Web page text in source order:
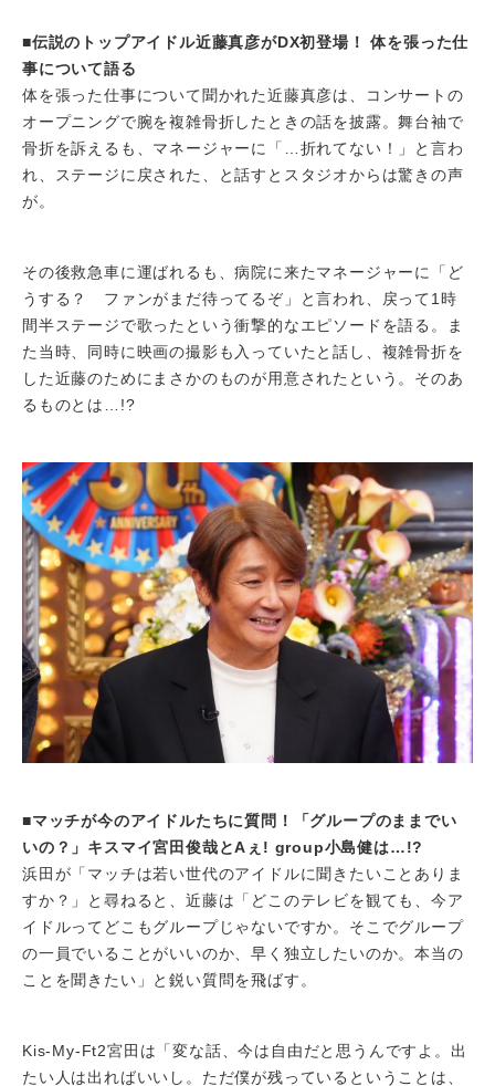
■伝説のトップアイドル近藤真彦がDX初登場！ 体を張った仕
事について語る
体を張った仕事について聞かれた近藤真彦は、コンサートの
オープニングで腕を複雑骨折したときの話を披露。舞台袖で
骨折を訴えるも、マネージャーに「…折れてない！」と言わ
れ、ステージに戻された、と話すとスタジオからは驚きの声
が。
その後救急車に運ばれるも、病院に来たマネージャーに「ど
うする？ ファンがまだ待ってるぞ」と言われ、戻って1時
間半ステージで歌ったという衝撃的なエピソードを語る。ま
た当時、同時に映画の撮影も入っていたと話し、複雑骨折を
した近藤のためにまさかのものが用意されたという。そのあ
るものとは…!?
■マッチが今のアイドルたちに質問！「グループのままでい
いの？」キスマイ宮田俊哉とAぇ! group小島健は…!?
浜田が「マッチは若い世代のアイドルに聞きたいことありま
すか？」と尋ねると、近藤は「どこのテレビを観ても、今ア
イドルってどこもグループじゃないですか。そこでグループ
の一員でいることがいいのか、早く独立したいのか。本当の
ことを聞きたい」と鋭い質問を飛ばす。
Kis-My-Ft2宮田は「変な話、今は自由だと思うんですよ。出
たい人は出ればいいし。ただ僕が残っているということは、